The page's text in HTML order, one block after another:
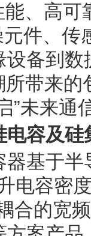
、高
件、传
备到
带来
”未来通
容及硅
基于
电容密
合的宽